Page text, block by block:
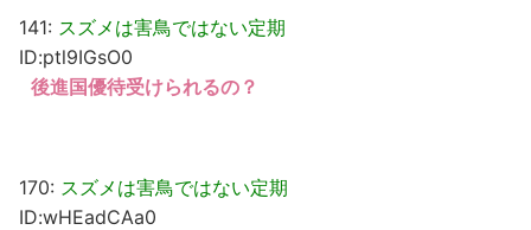
141: スズメは害鳥ではない定期
ID:ptl9IGsO0
後進国優待受けられるの？
170: スズメは害鳥ではない定期
ID:wHEadCAa0